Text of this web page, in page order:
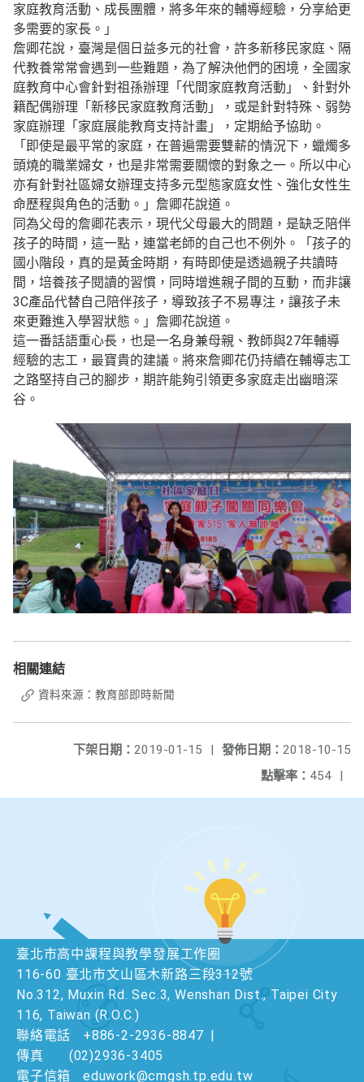
家庭教育活動、成長團體，將多年來的輔導經驗，分享給更
多需要的家長。」
詹卿花說，臺灣是個日益多元的社會，許多新移民家庭、隔
代教養常常會遇到一些難題，為了解決他們的困境，全國家
庭教育中心會針對祖孫辦理「代間家庭教育活動」、針對外
籍配偶辦理「新移民家庭教育活動」，或是針對特殊、弱勢
家庭辦理「家庭展能教育支持計畫」，定期給予協助。
「即使是最平常的家庭，在普遍需要雙薪的情況下，蠟燭多
頭燒的職業婦女，也是非常需要關懷的對象之一。所以中心
亦有針對社區婦女辦理支持多元型態家庭女性、強化女性生
命歷程與角色的活動。」詹卿花說道。
同為父母的詹卿花表示，現代父母最大的問題，是缺乏陪伴
孩子的時間，這一點，連當老師的自己也不例外。「孩子的
國小階段，真的是黃金時期，有時即使是透過親子共讀時
間，培養孩子閱讀的習慣，同時增進親子間的互動，而非讓
3C產品代替自己陪伴孩子，導致孩子不易專注，讓孩子未
來更難進入學習狀態。」詹卿花說道。
這一番話語重心長，也是一名身兼母親、教師與27年輔導
經驗的志工，最寶貴的建議。將來詹卿花仍持續在輔導志工
之路堅持自己的腳步，期許能夠引領更多家庭走出幽暗深
谷。
相關連結
資料來源：教育部即時新聞
發佈日期： 2018-10-15
下架日期： 2019-01-15
|
點擊率： 454 |
臺北市高中課程與教學發展工作圈
116-60 臺北市文山區木新路三段312號
No.312, Muxin Rd. Sec.3, Wenshan Dist., Taipei City
116, Taiwan (R.O.C.)
聯絡電話
+886-2-2936-8847 |
傳真
(02)2936-3405
電子信箱
eduwork@cmgsh.tp.edu.tw